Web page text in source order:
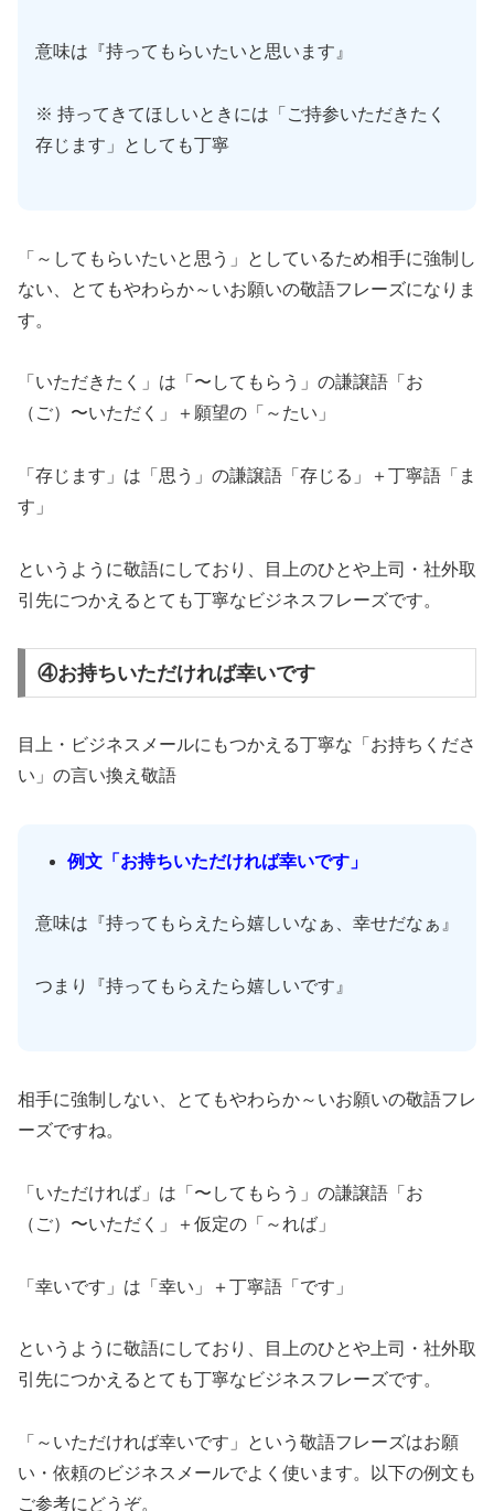
意味は『持ってもらいたいと思います』
※ 持ってきてほしいときには「ご持参いただきたく
存じます」としても丁寧
「～してもらいたいと思う」としているため相手に強制し
ない、とてもやわらか～いお願いの敬語フレーズになりま
す。
「いただきたく」は「〜してもらう」の謙譲語「お
（ご）〜いただく」＋願望の「～たい」
「存じます」は「思う」の謙譲語「存じる」＋丁寧語「ま
す」
というように敬語にしており、目上のひとや上司・社外取
引先につかえるとても丁寧なビジネスフレーズです。
④お持ちいただければ幸いです
目上・ビジネスメールにもつかえる丁寧な「お持ちくださ
い」の言い換え敬語
例文「お持ちいただければ幸いです」
意味は『持ってもらえたら嬉しいなぁ、幸せだなぁ』
つまり『持ってもらえたら嬉しいです』
相手に強制しない、とてもやわらか～いお願いの敬語フレ
ーズですね。
「いただければ」は「〜してもらう」の謙譲語「お
（ご）〜いただく」＋仮定の「～れば」
「幸いです」は「幸い」＋丁寧語「です」
というように敬語にしており、目上のひとや上司・社外取
引先につかえるとても丁寧なビジネスフレーズです。
「～いただければ幸いです」という敬語フレーズはお願
い・依頼のビジネスメールでよく使います。以下の例文も
ご参考にどうぞ。